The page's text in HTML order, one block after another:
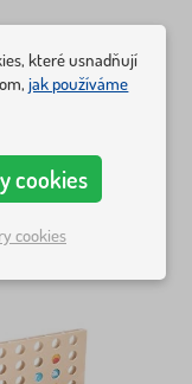
Prohlédněte si
hračky
pro
a akce Dostupnost
které usnadňují
jak používáme
cookies
cookies